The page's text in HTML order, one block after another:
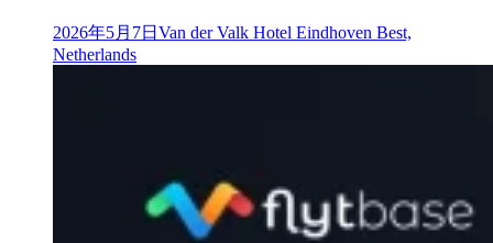
2026年5月7日 Van der Valk Hotel Eindhoven Best,
Netherlands